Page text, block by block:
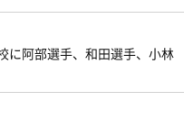
に阿部選手、和田選手、小林